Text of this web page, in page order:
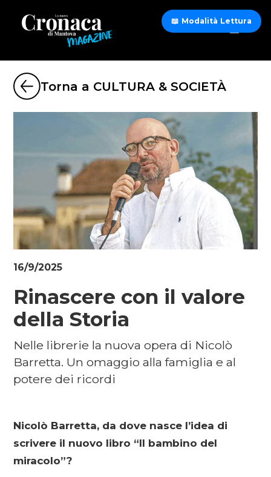
Torna a CULTURA & SOCIETÀ
16/9/2025
Rinascere con il valore
della Storia
Nelle librerie la nuova opera di Nicolò
Barretta. Un omaggio alla famiglia e al
potere dei ricordi
Nicolò Barretta, da dove nasce l’idea di
scrivere il nuovo libro “Il bambino del
miracolo”?
📖 Modalità Lettura